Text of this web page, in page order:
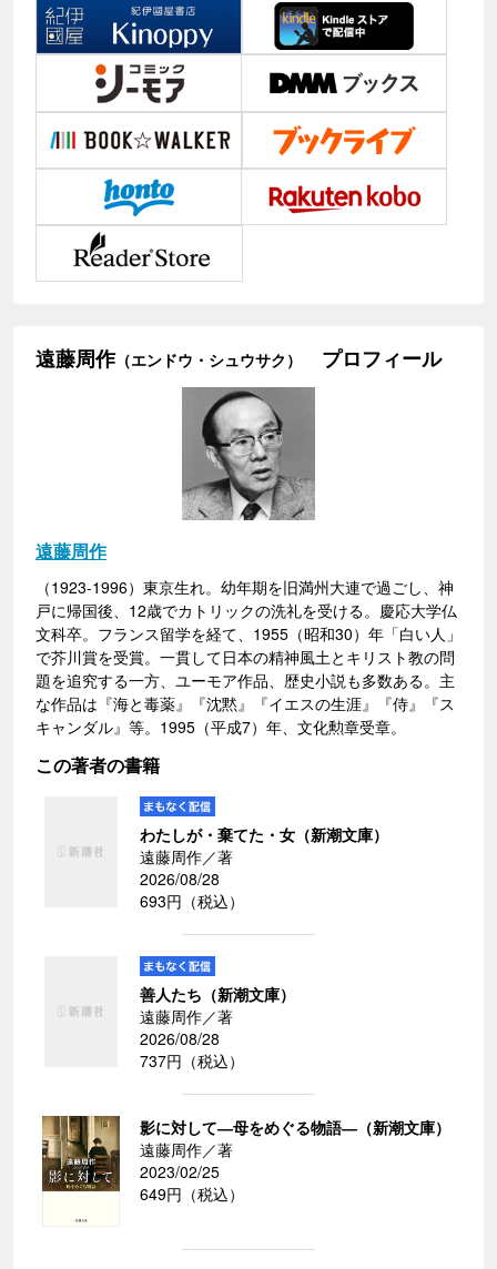
遠藤周作（エンドウ・シュウサク） プロフィール
遠藤周作
（1923-1996）東京生れ。幼年期を旧満州大連で過ごし、神
戸に帰国後、12歳でカトリックの洗礼を受ける。慶応大学仏
文科卒。フランス留学を経て、1955（昭和30）年「白い人」
で芥川賞を受賞。一貫して日本の精神風土とキリスト教の問
題を追究する一方、ユーモア作品、歴史小説も多数ある。主
な作品は『海と毒薬』『沈黙』『イエスの生涯』『侍』『ス
キャンダル』等。1995（平成7）年、文化勲章受章。
この著者の書籍
わたしが・棄てた・女（新潮文庫）
遠藤周作／著
2026/08/28
693円（税込）
善人たち（新潮文庫）
遠藤周作／著
2026/08/28
737円（税込）
影に対して―母をめぐる物語―（新潮文庫）
遠藤周作／著
2023/02/25
649円（税込）